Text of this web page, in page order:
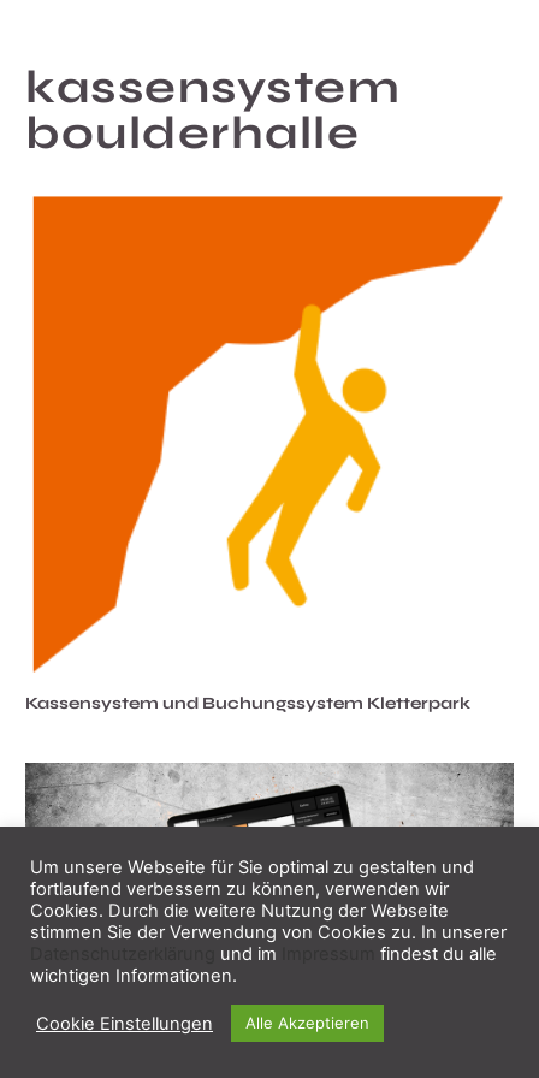
kassensystem
boulderhalle
Kassensystem und Buchungssystem Kletterpark
Tickets und Gastro mit Kassensystem CashBook
Um unsere Webseite für Sie optimal zu gestalten und
fortlaufend verbessern zu können, verwenden wir
Cookies. Durch die weitere Nutzung der Webseite
stimmen Sie der Verwendung von Cookies zu. In unserer
und im
findest du alle
wichtigen Informationen.
Cookie Einstellungen Alle Akzeptieren